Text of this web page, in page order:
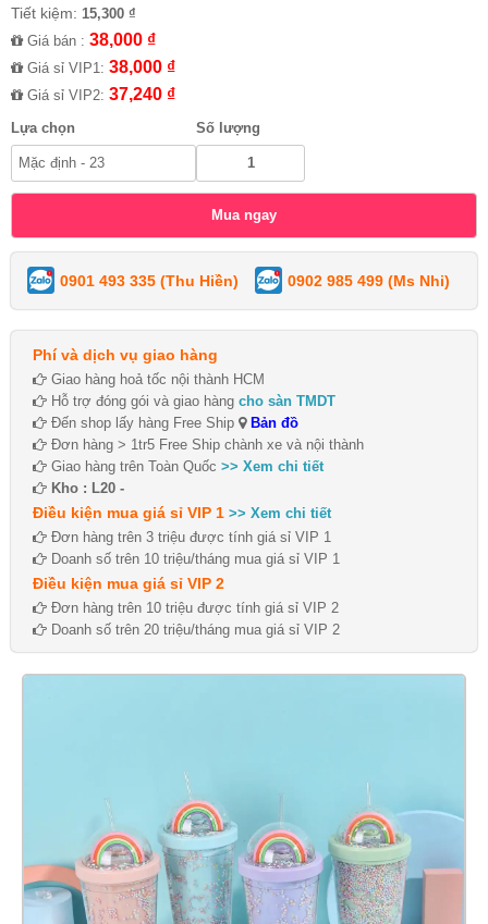
Tiết kiệm: 15,300 ₫
Giá bán : 38,000 ₫
Giá sỉ VIP1: 38,000 ₫
Giá sỉ VIP2: 37,240 ₫
Lựa chọn Số lượng
0901 493 335 (Thu Hiền) 0902 985 499 (Ms Nhi)
Phí và dịch vụ giao hàng
Giao hàng hoả tốc nội thành HCM
Hỗ trợ đóng gói và giao hàng cho sàn TMDT
Đến shop lấy hàng Free Ship
Bản đồ
Đơn hàng > 1tr5 Free Ship chành xe và nội thành
Giao hàng trên Toàn Quốc >> Xem chi tiết
Kho : L20 -
Điều kiện mua giá sỉ VIP 1 >> Xem chi tiết
Đơn hàng trên 3 triệu được tính giá sỉ VIP 1
Doanh số trên 10 triệu/tháng mua giá sỉ VIP 1
Điều kiện mua giá sỉ VIP 2
Đơn hàng trên 10 triệu được tính giá sỉ VIP 2
Doanh số trên 20 triệu/tháng mua giá sỉ VIP 2